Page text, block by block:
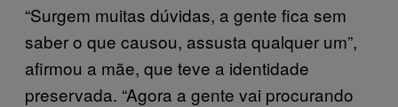
“Surgem muitas dúvidas, a gente fica sem
saber o que causou, assusta qualquer um”,
afirmou a mãe, que teve a identidade
preservada. “Agora a gente vai procurando